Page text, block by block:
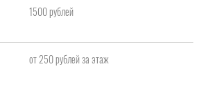
1500 рублей
от 250 рублей за этаж